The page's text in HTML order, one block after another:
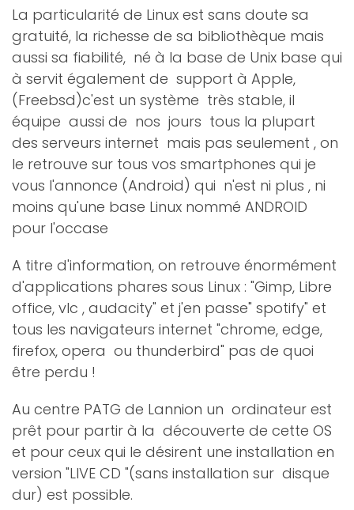
La particularité de Linux est sans doute sa
gratuité, la richesse de sa bibliothèque mais
aussi sa fiabilité, né à la base de Unix base qui
à servit également de support à Apple,
(Freebsd)c'est un système très stable, il
équipe aussi de nos jours tous la plupart
des serveurs internet mais pas seulement , on
le retrouve sur tous vos smartphones qui je
vous l'annonce (Android) qui n'est ni plus , ni
moins qu'une base Linux nommé ANDROID
pour l'occase
A titre d'information, on retrouve énormément
d'applications phares sous Linux : "Gimp, Libre
office, vlc , audacity" et j'en passe" spotify" et
tous les navigateurs internet "chrome, edge,
firefox, opera ou thunderbird" pas de quoi
être perdu !
Au centre PATG de Lannion un ordinateur est
prêt pour partir à la découverte de cette OS
et pour ceux qui le désirent une installation en
version "LIVE CD "(sans installation sur disque
dur) est possible.